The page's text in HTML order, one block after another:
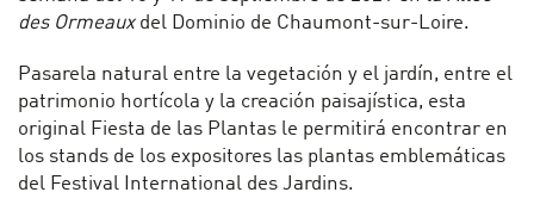
des Ormeauxdel Dominio de Chaumont-sur-Loire.
Pasarela natural entre la vegetación y el jardín, entre el
patrimonio hortícola y la creación paisajística, esta
original Fiesta de las Plantas le permitirá encontrar en
los stands de los expositores las plantas emblemáticas
del Festival International des Jardins.